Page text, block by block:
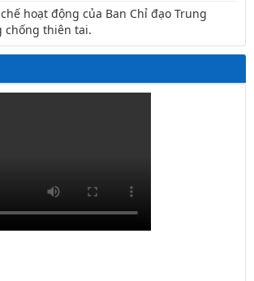
hoạt động của Ban Chỉ đạo Trung
chống thiên tai.